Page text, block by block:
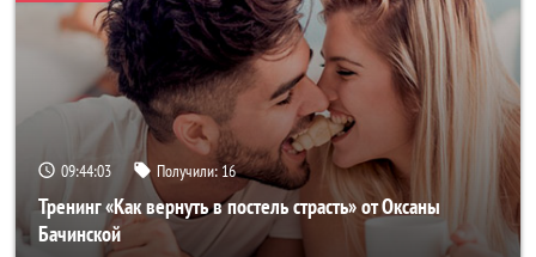
09:44:00 Получили: 16
Тренинг «Как вернуть в постель страсть» от Оксаны
Бачинской